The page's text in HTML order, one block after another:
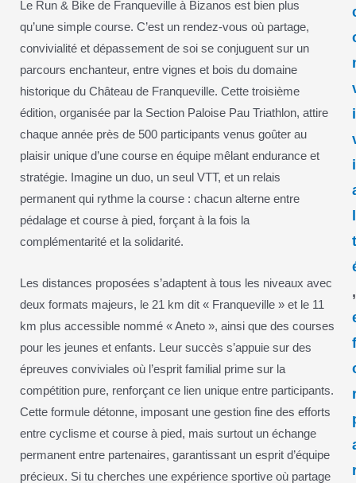
Le Run & Bike de Franqueville à Bizanos est bien plus
qu’une simple course. C’est un rendez-vous où partage,
convivialité et dépassement de soi se conjuguent sur un
parcours enchanteur, entre vignes et bois du domaine
historique du Château de Franqueville. Cette troisième
édition, organisée par la Section Paloise Pau Triathlon, attire
chaque année près de 500 participants venus goûter au
plaisir unique d’une course en équipe mêlant endurance et
stratégie. Imagine un duo, un seul VTT, et un relais
permanent qui rythme la course : chacun alterne entre
pédalage et course à pied, forçant à la fois la
complémentarité et la solidarité.
Les distances proposées s’adaptent à tous les niveaux avec
deux formats majeurs, le 21 km dit « Franqueville » et le 11
km plus accessible nommé « Aneto », ainsi que des courses
pour les jeunes et enfants. Leur succès s’appuie sur des
épreuves conviviales où l’esprit familial prime sur la
compétition pure, renforçant ce lien unique entre participants.
Cette formule détonne, imposant une gestion fine des efforts
entre cyclisme et course à pied, mais surtout un échange
permanent entre partenaires, garantissant un esprit d’équipe
précieux. Si tu cherches une expérience sportive où partage
i
i
,